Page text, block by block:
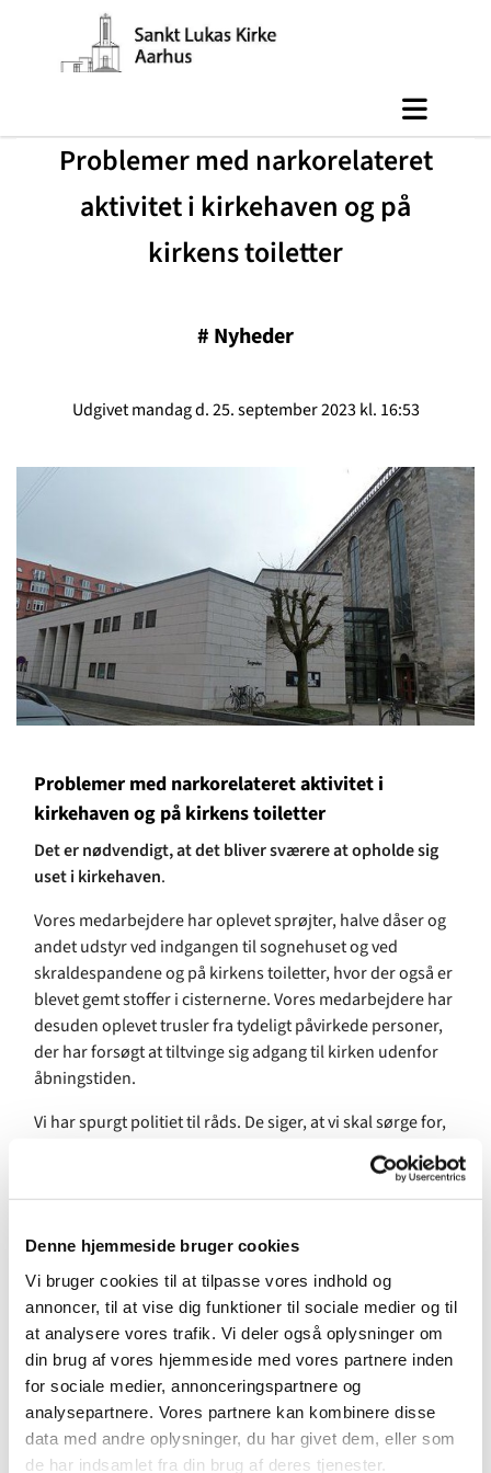
Denne hjemmeside bruger cookies
Vi bruger cookies til at tilpasse vores indhold og
annoncer, til at vise dig funktioner til sociale medier og til
at analysere vores trafik. Vi deler også oplysninger om
din brug af vores hjemmeside med vores partnere inden
for sociale medier, annonceringspartnere og
analysepartnere. Vores partnere kan kombinere disse
data med andre oplysninger, du har givet dem, eller som
de har indsamlet fra din brug af deres tjenester.
Problemer med narkorelateret
aktivitet i kirkehaven og på
kirkens toiletter
# Nyheder
Udgivet mandag d. 25. september 2023 kl. 16:53
Problemer med narkorelateret aktivitet i
kirkehaven og på kirkens toiletter
Det er nødvendigt, at det bliver sværere at opholde sig
uset i kirkehaven.
Vores medarbejdere har oplevet sprøjter, halve dåser og
andet udstyr ved indgangen til sognehuset og ved
skraldespandene og på kirkens toiletter, hvor der også er
blevet gemt stoffer i cisternerne. Vores medarbejdere har
desuden oplevet trusler fra tydeligt påvirkede personer,
der har forsøgt at tiltvinge sig adgang til kirken udenfor
åbningstiden.
Vi har spurgt politiet til råds. De siger, at vi skal sørge for,
at der ingen gemmesteder er, at der er mere åbent for
indkig i haven og at kraftigt lys tændes ved bevægelse.
Hækken er derfor blevet klippet ned, og vi har desværre
så dørene altid bliver låst uden for kirkekontorets
åbningstid.
Politiet vil patruljere i området noget oftere, ligesom de
opfordrer til, at vi henvender os, hvis vi ser noget
mistænkeligt.
Vi mener, at tiltagene er til fælles bedste også for kirkens
naboer, fordi der både ved kirken og i hele området